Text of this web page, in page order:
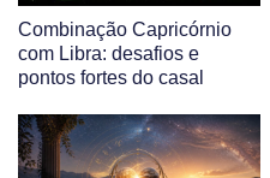
Combinação Capricórnio
com Libra: desafios e
pontos fortes do casal